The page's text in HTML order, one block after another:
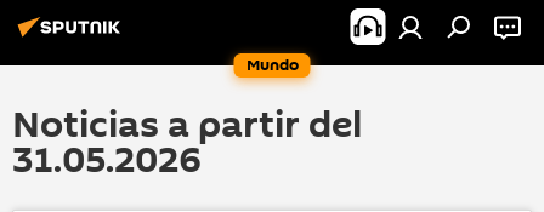
Mundo
Noticias a partir del
31.05.2026